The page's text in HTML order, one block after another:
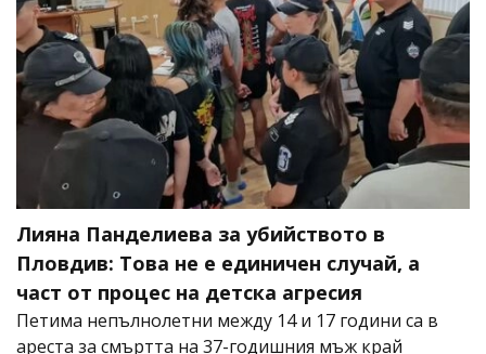
Лияна Панделиева за убийството в
Пловдив: Това не е единичен случай, а
част от процес на детска агресия
Петима непълнолетни между 14 и 17 години са в
ареста за смъртта на 37-годишния мъж край